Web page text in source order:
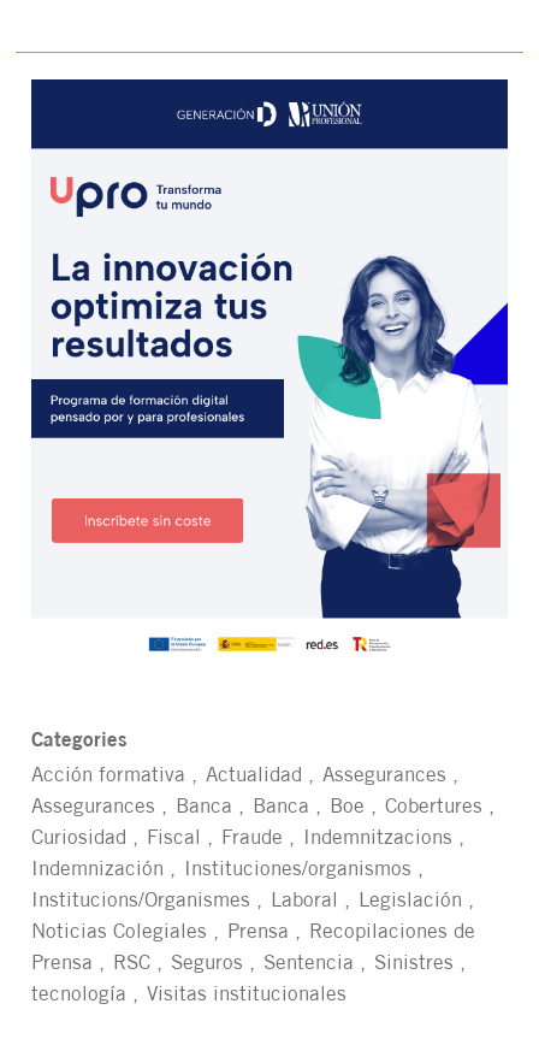
Categories
Acción formativa
Actualidad
Assegurances
Assegurances
Banca Banca Boe
Cobertures
Curiosidad
Fiscal Fraude
Indemnitzacions
Indemnización
Instituciones/organismos
Institucions/Organismes
Laboral
Legislación
Noticias Colegiales
Prensa
Recopilaciones de
Prensa
RSC Seguros Sentencia
Sinistres
tecnología
Visitas institucionales